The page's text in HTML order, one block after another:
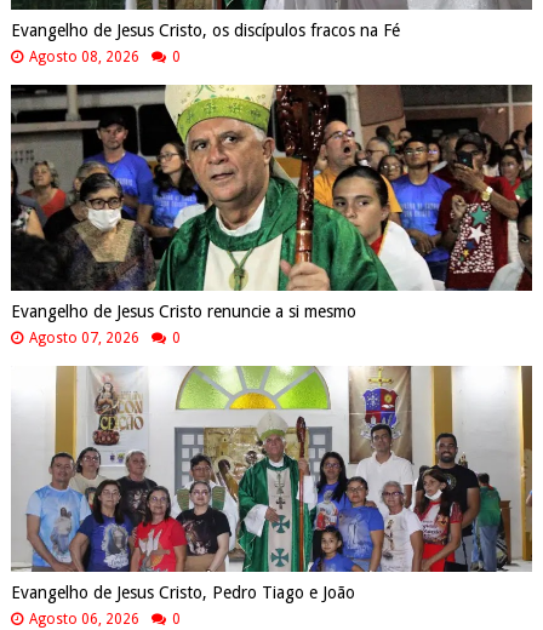
Evangelho de Jesus Cristo, os discípulos fracos na Fé
Agosto 08, 2026 0
Evangelho de Jesus Cristo renuncie a si mesmo
Agosto 07, 2026 0
Evangelho de Jesus Cristo, Pedro Tiago e João
Agosto 06, 2026 0